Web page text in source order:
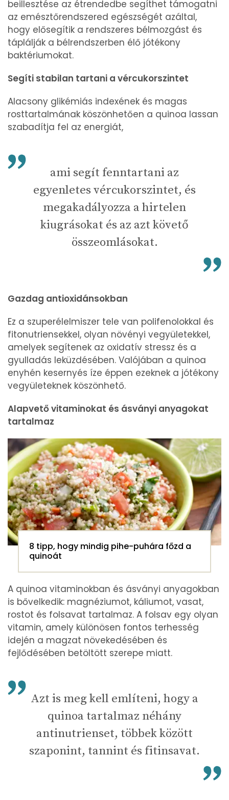
beillesztése az étrendedbe segíthet támogatni
az emésztőrendszered egészségét azáltal,
hogy elősegítik a rendszeres bélmozgást és
táplálják a bélrendszerben élő jótékony
baktériumokat.
Segíti stabilan tartani a vércukorszintet
Alacsony glikémiás indexének és magas
rosttartalmának köszönhetően a quinoa lassan
szabadítja fel az energiát,
ami segít fenntartani az
egyenletes vércukorszintet, és
megakadályozza a hirtelen
kiugrásokat és az azt követő
összeomlásokat.
Gazdag antioxidánsokban
Ez a szuperélelmiszer tele van polifenolokkal és
fitonutriensekkel, olyan növényi vegyületekkel,
amelyek segítenek az oxidatív stressz és a
gyulladás leküzdésében. Valójában a quinoa
enyhén kesernyés íze éppen ezeknek a jótékony
vegyületeknek köszönhető.
Alapvető vitaminokat és ásványi anyagokat
tartalmaz
8 tipp, hogy mindig pihe-puhára főzd a
quinoát
A quinoa vitaminokban és ásványi anyagokban
is bővelkedik: magnéziumot, káliumot, vasat,
rostot és folsavat tartalmaz. A folsav egy olyan
vitamin, amely különösen fontos terhesség
idején a magzat növekedésében és
fejlődésében betöltött szerepe miatt.
Azt is meg kell említeni, hogy a
quinoa tartalmaz néhány
antinutrienset, többek között
szaponint, tannint és fitinsavat.